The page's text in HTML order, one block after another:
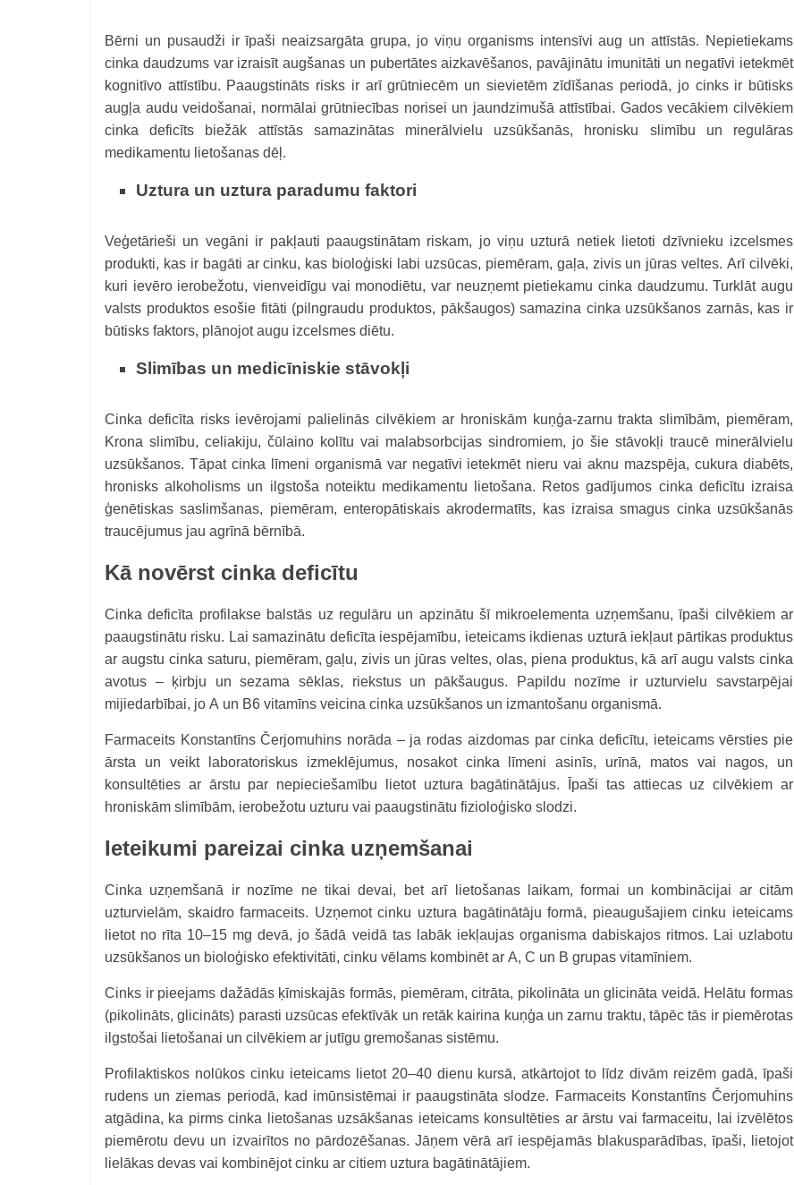
Bērni un pusaudži ir īpaši neaizsargāta grupa, jo viņu organisms intensīvi aug un attīstās. Nepietiekams
cinka daudzums var izraisīt augšanas un pubertātes aizkavēšanos, pavājinātu imunitāti un negatīvi ietekmēt
kognitīvo attīstību. Paaugstināts risks ir arī grūtniecēm un sievietēm zīdīšanas periodā, jo cinks ir būtisks
augļa audu veidošanai, normālai grūtniecības norisei un jaundzimušā attīstībai. Gados vecākiem cilvēkiem
cinka deficīts biežāk attīstās samazinātas minerālvielu uzsūkšanās, hronisku slimību un regulāras
medikamentu lietošanas dēļ.
Uztura un uztura paradumu faktori
Veģetārieši un vegāni ir pakļauti paaugstinātam riskam, jo viņu uzturā netiek lietoti dzīvnieku izcelsmes
produkti, kas ir bagāti ar cinku, kas bioloģiski labi uzsūcas, piemēram, gaļa, zivis un jūras veltes. Arī cilvēki,
kuri ievēro ierobežotu, vienveidīgu vai monodiētu, var neuzņemt pietiekamu cinka daudzumu. Turklāt augu
valsts produktos esošie fitāti (pilngraudu produktos, pākšaugos) samazina cinka uzsūkšanos zarnās, kas ir
būtisks faktors, plānojot augu izcelsmes diētu.
Slimības un medicīniskie stāvokļi
Cinka deficīta risks ievērojami palielinās cilvēkiem ar hroniskām kuņģa-zarnu trakta slimībām, piemēram,
Krona slimību, celiakiju, čūlaino kolītu vai malabsorbcijas sindromiem, jo šie stāvokļi traucē minerālvielu
uzsūkšanos. Tāpat cinka līmeni organismā var negatīvi ietekmēt nieru vai aknu mazspēja, cukura diabēts,
hronisks alkoholisms un ilgstoša noteiktu medikamentu lietošana. Retos gadījumos cinka deficītu izraisa
ģenētiskas saslimšanas, piemēram, enteropātiskais akrodermatīts, kas izraisa smagus cinka uzsūkšanās
traucējumus jau agrīnā bērnībā.
Kā novērst cinka deficītu
Cinka deficīta profilakse balstās uz regulāru un apzinātu šī mikroelementa uzņemšanu, īpaši cilvēkiem ar
paaugstinātu risku. Lai samazinātu deficīta iespējamību, ieteicams ikdienas uzturā iekļaut pārtikas produktus
ar augstu cinka saturu, piemēram, gaļu, zivis un jūras veltes, olas, piena produktus, kā arī augu valsts cinka
avotus – ķirbju un sezama sēklas, riekstus un pākšaugus. Papildu nozīme ir uzturvielu savstarpējai
mijiedarbībai, jo A un B6 vitamīns veicina cinka uzsūkšanos un izmantošanu organismā.
Farmaceits Konstantīns Čerjomuhins norāda – ja rodas aizdomas par cinka deficītu, ieteicams vērsties pie
ārsta un veikt laboratoriskus izmeklējumus, nosakot cinka līmeni asinīs, urīnā, matos vai nagos, un
konsultēties ar ārstu par nepieciešamību lietot uztura bagātinātājus. Īpaši tas attiecas uz cilvēkiem ar
hroniskām slimībām, ierobežotu uzturu vai paaugstinātu fizioloģisko slodzi.
Ieteikumi pareizai cinka uzņemšanai
Cinka uzņemšanā ir nozīme ne tikai devai, bet arī lietošanas laikam, formai un kombinācijai ar citām
uzturvielām, skaidro farmaceits. Uzņemot cinku uztura bagātinātāju formā, pieaugušajiem cinku ieteicams
lietot no rīta 10–15 mg devā, jo šādā veidā tas labāk iekļaujas organisma dabiskajos ritmos. Lai uzlabotu
uzsūkšanos un bioloģisko efektivitāti, cinku vēlams kombinēt ar A, C un B grupas vitamīniem.
Cinks ir pieejams dažādās ķīmiskajās formās, piemēram, citrāta, pikolināta un glicināta veidā. Helātu formas
(pikolināts, glicināts) parasti uzsūcas efektīvāk un retāk kairina kuņģa un zarnu traktu, tāpēc tās ir piemērotas
ilgstošai lietošanai un cilvēkiem ar jutīgu gremošanas sistēmu.
Profilaktiskos nolūkos cinku ieteicams lietot 20–40 dienu kursā, atkārtojot to līdz divām reizēm gadā, īpaši
rudens un ziemas periodā, kad imūnsistēmai ir paaugstināta slodze. Farmaceits Konstantīns Čerjomuhins
atgādina, ka pirms cinka lietošanas uzsākšanas ieteicams konsultēties ar ārstu vai farmaceitu, lai izvēlētos
piemērotu devu un izvairītos no pārdozēšanas. Jāņem vērā arī iespējamās blakusparādības, īpaši, lietojot
lielākas devas vai kombinējot cinku ar citiem uztura bagātinātājiem.